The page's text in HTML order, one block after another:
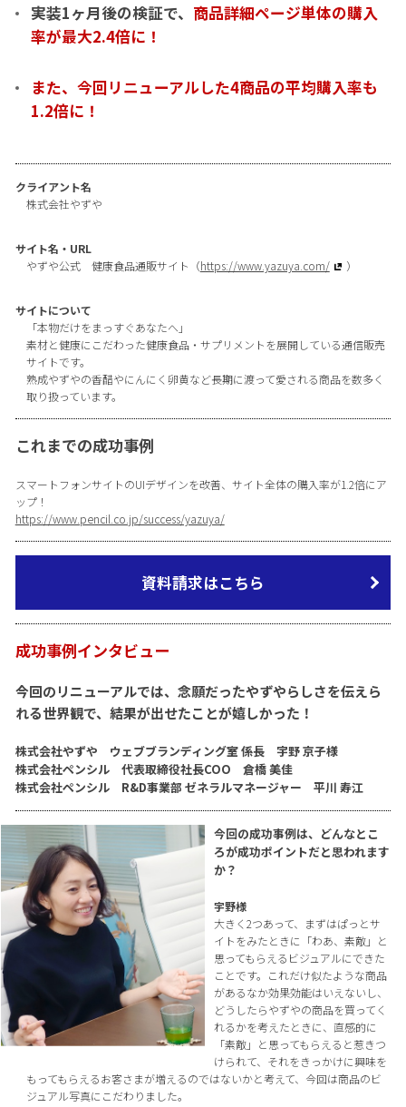
実装1ヶ月後の検証で、 商品詳細ページ単体の購入
率が最大2.4倍に！
また、今回リニューアルした4商品の平均購入率も
1.2倍に！
クライアント名
株式会社やずや
サイト名・URL
やずや公式 健康食品通販サイト（https://www.yazuya.com/ ）
サイトについて
「本物だけをまっすぐあなたへ」
素材と健康にこだわった健康食品・サプリメントを展開している通信販売
サイトです。
熟成やずやの香醋やにんにく卵黄など長期に渡って愛される商品を数多く
取り扱っています。
これまでの成功事例
スマートフォンサイトのUIデザインを改善、サイト全体の購入率が1.2倍にア
ップ！
https://www.pencil.co.jp/success/yazuya/
資料請求はこちら
成功事例インタビュー
今回のリニューアルでは、念願だったやずやらしさを伝えら
れる世界観で、結果が出せたことが嬉しかった！
株式会社やずや ウェブブランディング室 係長 宇野 京子様
株式会社ペンシル 代表取締役社長COO 倉橋 美佳
株式会社ペンシル R&D事業部 ゼネラルマネージャー 平川 寿江
今回の成功事例は、どんなとこ
ろが成功ポイントだと思われます
か？
宇野様
大きく2つあって、まずはぱっとサ
イトをみたときに「わあ、素敵」と
思ってもらえるビジュアルにできた
ことです。これだけ似たような商品
があるなか効果効能はいえないし、
どうしたらやずやの商品を買ってく
れるかを考えたときに、直感的に
「素敵」と思ってもらえると惹きつ
けられて、それをきっかけに興味を
もってもらえるお客さまが増えるのではないかと考えて、今回は商品のビ
ジュアル写真にこだわりました。